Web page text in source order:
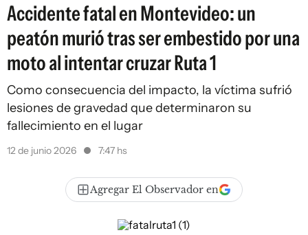
Accidente fatal en Montevideo: un
peatón murió tras ser embestido por una
moto al intentar cruzar Ruta 1
Como consecuencia del impacto, la víctima sufrió
lesiones de gravedad que determinaron su
fallecimiento en el lugar
12 de junio 2026 7:47 hs
Agregar El Observador en